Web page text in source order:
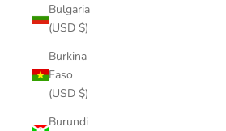
Bulgaria
(USD $)
Burkina
Faso
(USD $)
Burundi